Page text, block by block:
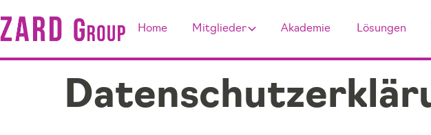
Home Mitglieder Akademie Lösungen